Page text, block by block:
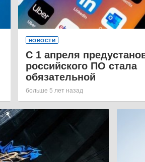
НОВОСТИ
С 1 апреля
российского ПО стала
обязательной
больше 5 лет назад